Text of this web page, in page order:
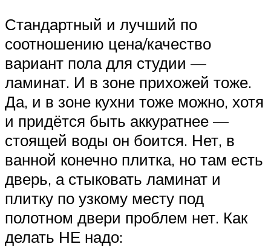
Стандартный и лучший по
соотношению цена/качество
вариант пола для студии —
ламинат. И в зоне прихожей тоже.
Да, и в зоне кухни тоже можно, хотя
и придётся быть аккуратнее —
стоящей воды он боится. Нет, в
ванной конечно плитка, но там есть
дверь, а стыковать ламинат и
плитку по узкому месту под
полотном двери проблем нет. Как
делать НЕ надо: